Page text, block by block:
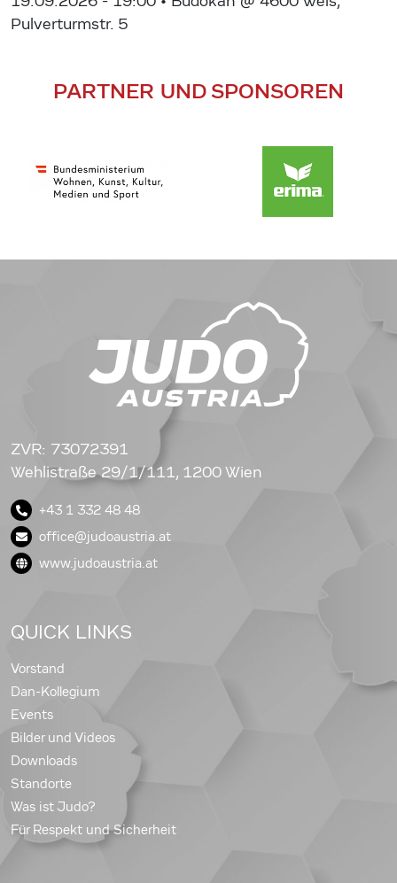
Pulverturmstr. 5
PARTNER UND SPONSOREN
ZVR: 73072391
Wehlistraße 29/1/111, 1200 Wien
+43 1 332 48 48
office@judoaustria.at
www.judoaustria.at
QUICK LINKS
Vorstand
Dan-Kollegium
Events
Bilder und Videos
Downloads
Standorte
Was ist Judo?
Für Respekt und Sicherheit